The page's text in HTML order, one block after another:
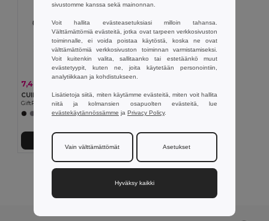
7,40 €
CUINA Kierrätetty puuvilla Keittiöesilii
GiftRetail MO2265
Näytetään Kaikki Tuotteet.
sivustomme kanssa sekä mainonnan.
Voit hallita evästeasetuksiasi milloin tahansa.
Välttämättömiä evästeitä, jotka ovat tarpeen verkkosivuston
toiminnalle, ei voida poistaa käytöstä, koska ne ovat
välttämättömiä verkkosivuston toiminnan varmistamiseksi.
Voit kuitenkin valita, sallitaanko tai estetäänkö muut
evästetyypit, kuten ne, joita käytetään personointiin,
analytiikkaan ja kohdistukseen.
Lisätietoja siitä, miten käytämme evästeitä, miten voit hallita
niitä ja kolmansien osapuolten evästeitä, lue
evästekäytännössämme ja Privacy Policy.
Vain välttämättömät Asetukset
Hyväksy kaikki